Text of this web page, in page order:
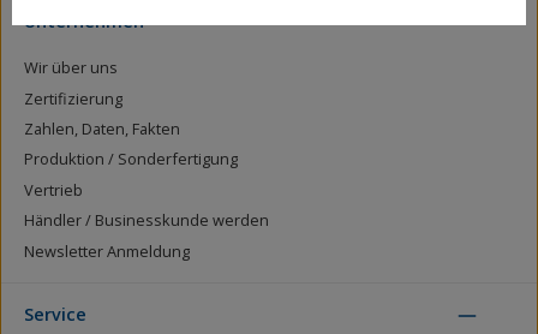
Unternehmen
Wir über uns
Zertifizierung
Zahlen, Daten, Fakten
Produktion / Sonderfertigung
Vertrieb
Händler / Businesskunde werden
Newsletter Anmeldung
Service